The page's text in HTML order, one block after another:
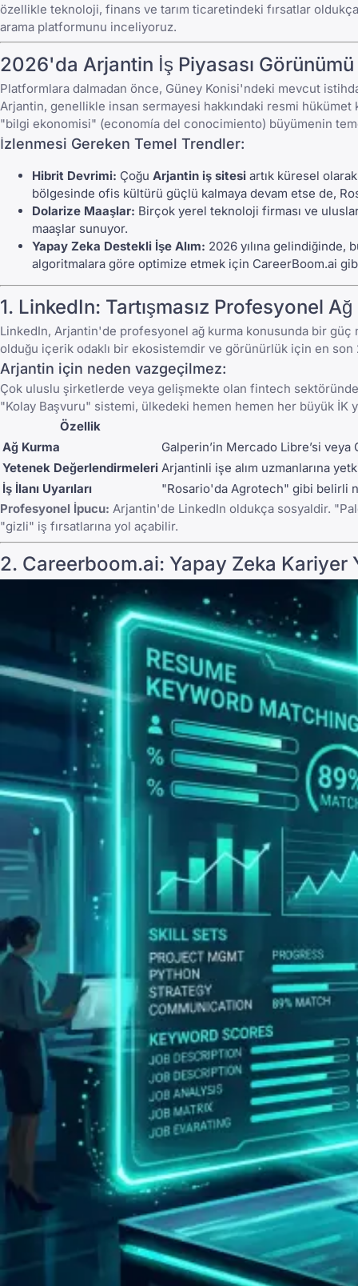
özellikle teknoloji, finans ve tarım ticaretindeki fırsatlar
arama platformunu inceliyoruz.
2026'da Arjantin İş Piyasası Görünümü
Platformlara dalmadan önce, Güney Konisi'ndeki mevcut
Arjantin, genellikle insan sermayesi hakkındaki resmi hükümet
"bilgi ekonomisi" (economía del conocimiento) büyümenin
İzlenmesi Gereken Temel Trendler:
Hibrit Devrimi: Çoğu Arjantin iş sitesi artık küresel
bölgesinde ofis kültürü güçlü kalmaya devam etse de,
Dolarize Maaşlar: Birçok yerel teknoloji firması ve
maaşlar sunuyor.
Yapay Zeka Destekli İşe Alım: 2026 yılına
algoritmalara göre optimize etmek için CareerBoom.ai
1. LinkedIn: Tartışmasız Profesyonel Ağ
LinkedIn, Arjantin'de profesyonel ağ kurma konusunda bir güç
olduğu içerik odaklı bir ekosistemdir ve görünürlük için en son
Arjantin için neden vazgeçilmez:
Çok uluslu şirketlerde veya gelişmekte olan fintech
"Kolay Başvuru" sistemi, ülkedeki hemen hemen her büyük İK
Özellik
Ağ Kurma
Galperin’in Mercado Libre’si
Yetenek Değerlendirmeleri Arjantinli işe alım uzmanlarına
İş İlanı Uyarıları
"Rosario'da Agrotech" gibi belirli
Profesyonel İpucu: Arjantin'de LinkedIn oldukça sosyaldir.
"gizli" iş fırsatlarına yol açabilir.
2. Careerboom.ai: Yapay Zeka Kariyer